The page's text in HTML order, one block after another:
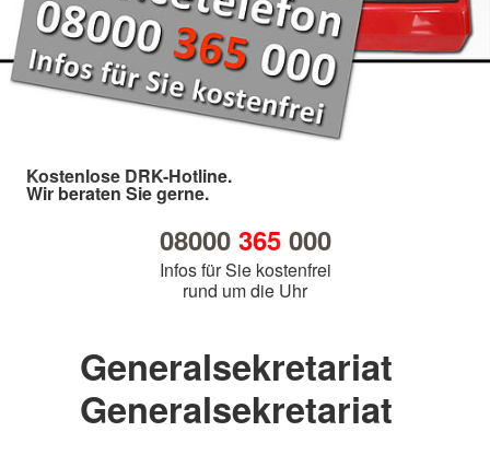
Kostenlose DRK-Hotline.
Wir beraten Sie gerne.
08000 365000
Infos für Sie kostenfrei
rund um die Uhr
Generalsekretariat
Generalsekretariat